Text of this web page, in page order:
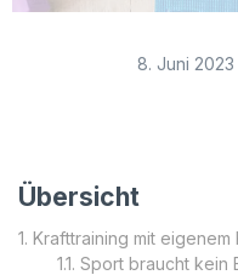
8. Juni 2023
Übersicht
Krafttraining mit
Sport braucht kein